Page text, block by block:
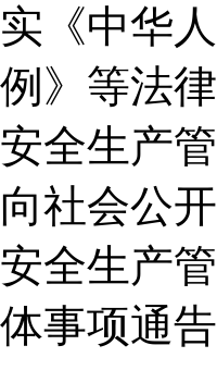
《中华
》等法
全生产
社会公
全生产
事项通